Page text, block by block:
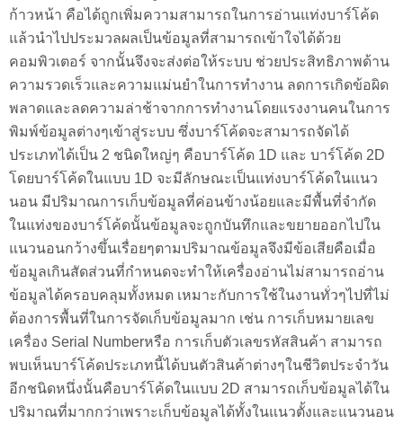
ก้าวหน้า คือได้ถูกเพิ่มความสามารถในการอ่านแท่งบาร์โค้ด
แล้วนำไปประมวลผลเป็นข้อมูลที่สามารถเข้าใจได้ด้วย
คอมพิวเตอร์ จากนั้นจึงจะส่งต่อให้ระบบ ช่วยประสิทธิภาพด้าน
ความรวดเร็วและความแม่นยำในการทำงาน ลดการเกิดข้อผิด
พลาดและลดความล่าช้าจากการทำงานโดยแรงงานคนในการ
พิมพ์ข้อมูลต่างๆเข้าสู่ระบบ ซึ่งบาร์โค้ดจะสามารถจัดได้
ประเภทได้เป็น 2 ชนิดใหญ่ๆ คือบาร์โค้ด 1D และ บาร์โค้ด 2D
โดยบาร์โค้ดในแบบ 1D จะมีลักษณะเป็นแท่งบาร์โค้ดในแนว
นอน มีปริมาณการเก็บข้อมูลที่ค่อนข้างน้อยและมีพื้นที่จำกัด
ในแท่งของบาร์โค้ดนั้นข้อมูลจะถูกบันทึกและขยายออกไปใน
แนวนอนกว้างขึ้นเรื่อยๆตามปริมาณข้อมูลจึงมีข้อเสียคือเมื่อ
ข้อมูลเกินสัดส่วนที่กำหนดจะทำให้เครื่องอ่านไม่สามารถอ่าน
ข้อมูลได้ครอบคลุมทั้งหมด เหมาะกับการใช้ในงานทั่วๆไปที่ไม่
ต้องการพื้นที่ในการจัดเก็บข้อมูลมาก เช่น การเก็บหมายเลข
เครื่อง Serial Numberหรือ การเก็บตัวเลขรหัสสินค้า สามารถ
พบเห็นบาร์โค้ดประเภทนี้ได้บนตัวสินค้าต่างๆในชีวิตประจำวัน
อีกชนิดหนึ่งนั้นคือบาร์โค้ดในแบบ 2D สามารถเก็บข้อมูลได้ใน
ปริมาณที่มากกว่าเพราะเก็บข้อมูลได้ทั้งในแนวตั้งและแนวนอน